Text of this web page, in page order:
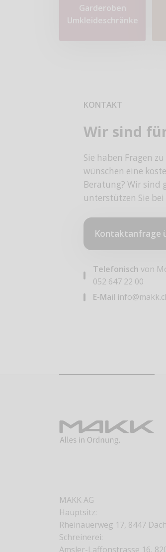
Garderoben
Umkleideschränke
KONTAKT
Wir sind
Sie haben Fragen
wünschen eine
Beratung? Wir sind
unterstützen Sie
Kontaktanfrage
Telefonisch von
052 647 22 00
E-Mail
MAKK AG
Hauptsitz:
Rheinauerweg 17, 8447
Schreinerei:
Amsler-Laffonstrasse 16,